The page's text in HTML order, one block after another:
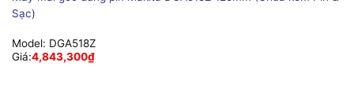
Sạc)
Model: DGA518Z
Giá:4,843,300₫